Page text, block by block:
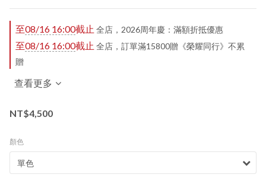
至08/16 16:00截止 全店，2026周年慶：滿額折抵優惠
至08/16 16:00截止 全店，訂單滿15800贈《榮耀同行》不累
贈
查看更多
NT$4,500
顏色